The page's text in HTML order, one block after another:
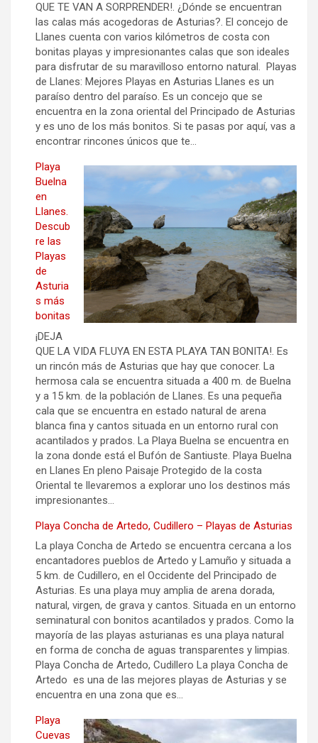
QUE TE VAN A SORPRENDER!. ¿Dónde se encuentran
las calas más acogedoras de Asturias?. El concejo de
Llanes cuenta con varios kilómetros de costa con
bonitas playas y impresionantes calas que son ideales
para disfrutar de su maravilloso entorno natural. Playas
de Llanes: Mejores Playas en Asturias Llanes es un
paraíso dentro del paraíso. Es un concejo que se
encuentra en la zona oriental del Principado de Asturias
y es uno de los más bonitos. Si te pasas por aquí, vas a
encontrar rincones únicos que te…
Playa
Buelna
en
Llanes.
Descub
re las
Playas
de
Asturia
s más
bonitas
¡DEJA
QUE LA VIDA FLUYA EN ESTA PLAYA TAN BONITA!. Es
un rincón más de Asturias que hay que conocer. La
hermosa cala se encuentra situada a 400 m. de Buelna
y a 15 km. de la población de Llanes. Es una pequeña
cala que se encuentra en estado natural de arena
blanca fina y cantos situada en un entorno rural con
acantilados y prados. La Playa Buelna se encuentra en
la zona donde está el Bufón de Santiuste. Playa Buelna
en Llanes En pleno Paisaje Protegido de la costa
Oriental te llevaremos a explorar uno los destinos más
impresionantes…
Playa Concha de Artedo, Cudillero – Playas de Asturias
La playa Concha de Artedo se encuentra cercana a los
encantadores pueblos de Artedo y Lamuño y situada a
5 km. de Cudillero, en el Occidente del Principado de
Asturias. Es una playa muy amplia de arena dorada,
natural, virgen, de grava y cantos. Situada en un entorno
seminatural con bonitos acantilados y prados. Como la
mayoría de las playas asturianas es una playa natural
en forma de concha de aguas transparentes y limpias.
Playa Concha de Artedo, Cudillero La playa Concha de
Artedo es una de las mejores playas de Asturias y se
encuentra en una zona que es…
Playa
Cuevas